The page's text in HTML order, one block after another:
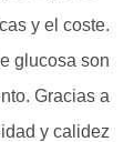
y el coste.
glucosa son
Gracias a
y calidez.»